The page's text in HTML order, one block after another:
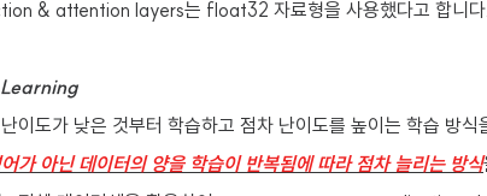
& attention layers는 float32 자료형을 사용했다고 합니다.
이도가 낮은 것부터 학습하고 점차 난이도를 높이는 학습 방식
가 아닌 데이터의 양을 학습이 반복됨에 따라 점차 늘리는 방식